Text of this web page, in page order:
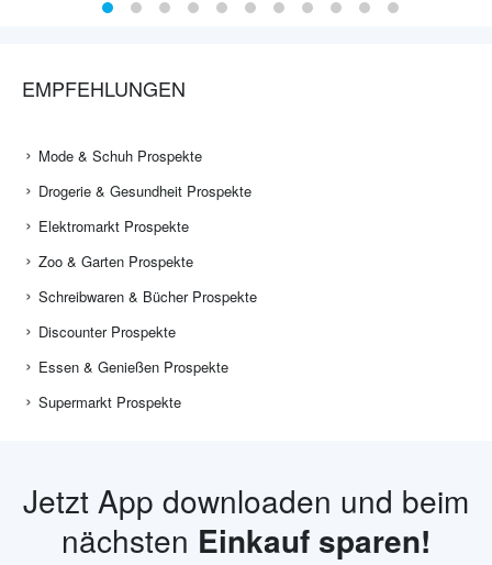
EMPFEHLUNGEN
Mode & Schuh Prospekte
Drogerie & Gesundheit Prospekte
Elektromarkt Prospekte
Zoo & Garten Prospekte
Schreibwaren & Bücher Prospekte
Discounter Prospekte
Essen & Genießen Prospekte
Supermarkt Prospekte
Jetzt App downloaden und beim
nächsten Einkauf sparen!